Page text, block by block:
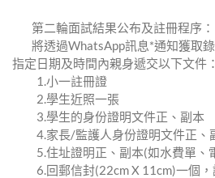
第⼆輪⾯試結果公布及註冊程序：
將透過WhatsApp訊息*通知獲取錄
指定⽇期及時間內親⾝遞交以下⽂件：
1.⼩⼀註冊證
2.學⽣近照⼀張
3.學⽣的⾝份證明⽂件正、副本
4.家⻑/監護⼈⾝份證明⽂件正、
5.住址證明正、副本(如⽔費單、
6.回郵信封(22cm X 11cm)⼀個，